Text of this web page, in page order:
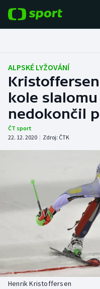
Fotbal
Hokej
Tenis
Atletika
DALŠÍ SPORTY
Americký fotbal
Baseball a softbal
Basketbal
Biatlon
NEPŘEHLÉDNĚTE
Historické návraty
Aplikace ČT sport
ALPSKÉ LYŽOVÁNÍ
kole
nedokončil
ČT sport
22. 12. 2020 | Zdroj: ČTK
Henrik Kristoffersen